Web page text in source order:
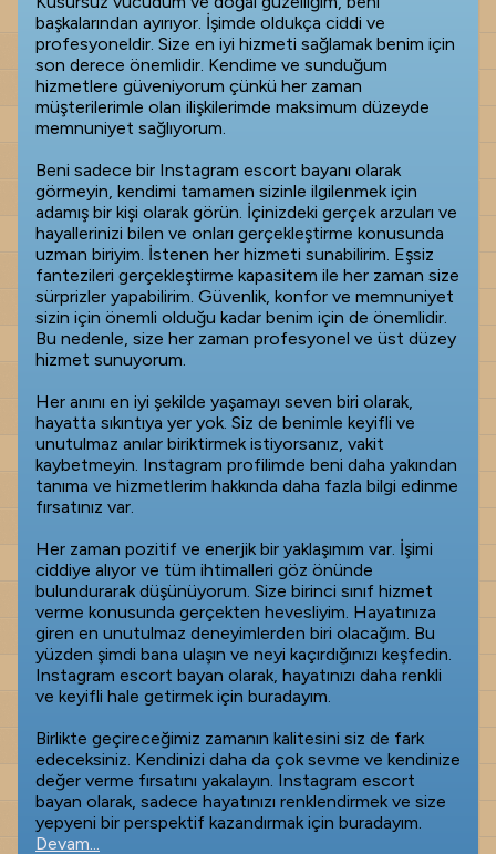
başkalarından ayırıyor. İşimde oldukça ciddi ve
profesyoneldir. Size en iyi hizmeti sağlamak benim için
son derece önemlidir. Kendime ve sunduğum
hizmetlere güveniyorum çünkü her zaman
müşterilerimle olan ilişkilerimde maksimum düzeyde
memnuniyet sağlıyorum.
Beni sadece bir Instagram escort bayanı olarak
görmeyin, kendimi tamamen sizinle ilgilenmek için
adamış bir kişi olarak görün. İçinizdeki gerçek arzuları ve
hayallerinizi bilen ve onları gerçekleştirme konusunda
uzman biriyim. İstenen her hizmeti sunabilirim. Eşsiz
fantezileri gerçekleştirme kapasitem ile her zaman size
sürprizler yapabilirim. Güvenlik, konfor ve memnuniyet
sizin için önemli olduğu kadar benim için de önemlidir.
Bu nedenle, size her zaman profesyonel ve üst düzey
hizmet sunuyorum.
Her anını en iyi şekilde yaşamayı seven biri olarak,
hayatta sıkıntıya yer yok. Siz de benimle keyifli ve
unutulmaz anılar biriktirmek istiyorsanız, vakit
kaybetmeyin. Instagram profilimde beni daha yakından
tanıma ve hizmetlerim hakkında daha fazla bilgi edinme
fırsatınız var.
Her zaman pozitif ve enerjik bir yaklaşımım var. İşimi
ciddiye alıyor ve tüm ihtimalleri göz önünde
bulundurarak düşünüyorum. Size birinci sınıf hizmet
verme konusunda gerçekten hevesliyim. Hayatınıza
giren en unutulmaz deneyimlerden biri olacağım. Bu
yüzden şimdi bana ulaşın ve neyi kaçırdığınızı keşfedin.
Instagram escort bayan olarak, hayatınızı daha renkli
ve keyifli hale getirmek için buradayım.
Birlikte geçireceğimiz zamanın kalitesini siz de fark
edeceksiniz. Kendinizi daha da çok sevme ve kendinize
değer verme fırsatını yakalayın. Instagram escort
bayan olarak, sadece hayatınızı renklendirmek ve size
yepyeni bir perspektif kazandırmak için buradayım.
Devam...